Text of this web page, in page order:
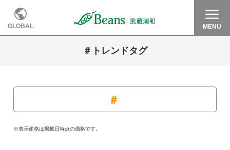
GLOBAL MENU
＃トレンドタグ
※表示価格は掲載日時点の価格です。